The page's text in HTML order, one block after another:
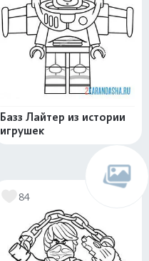
Базз Лайтер из истории
игрушек
84